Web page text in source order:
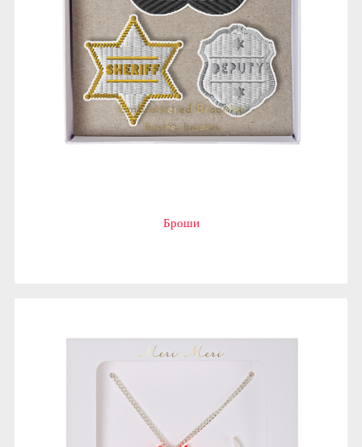
Броши